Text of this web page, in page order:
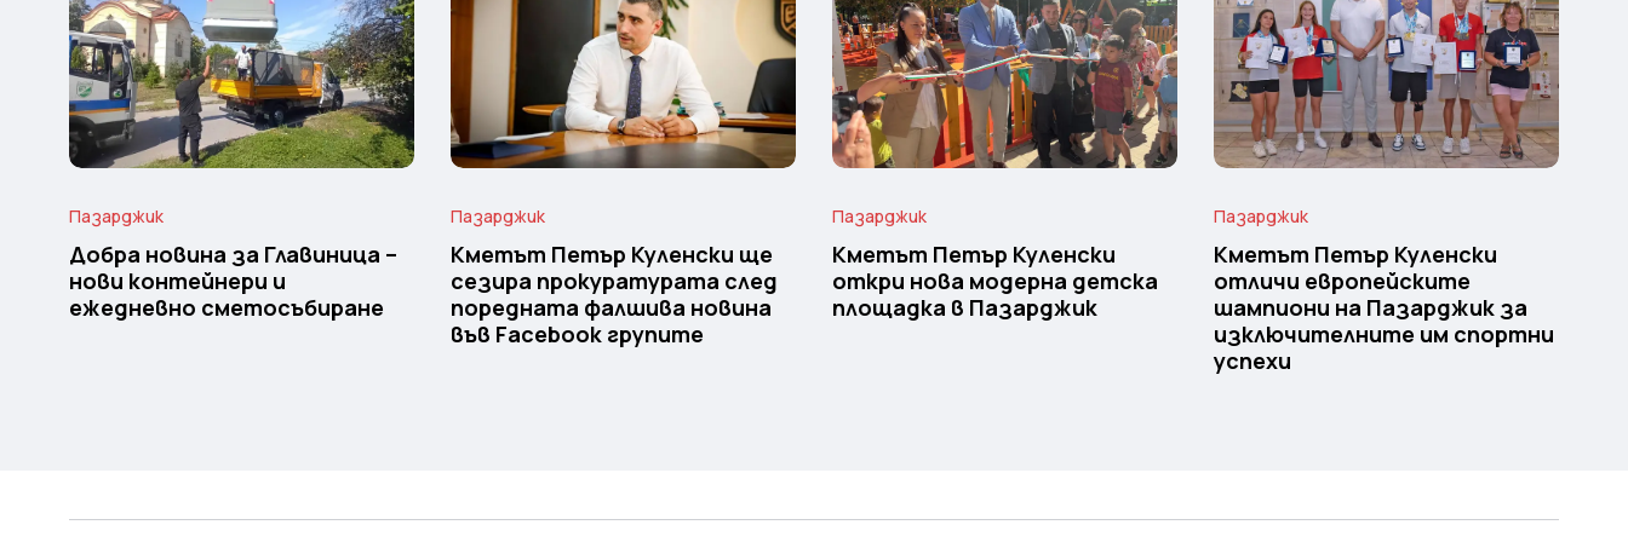
Пазарджик
Добра новина за Главиница –
нови контейнери и
ежедневно сметосъбиране
Пазарджик
Кметът Петър Куленски ще
сезира прокуратурата след
поредната фалшива новина
във Facebook групите
Пазарджик
Кметът Петър Куленски
откри нова модерна детска
площадка в Пазарджик
Пазарджик
Кметът Петър Куленски
отличи европейските
шампиони на Пазарджик за
изключителните им спортни
успехи